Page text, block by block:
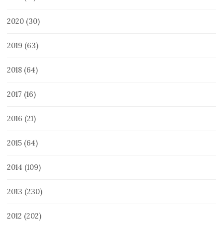
2020 (30)
2019 (63)
2018 (64)
2017 (16)
2016 (21)
2015 (64)
2014 (109)
2013 (230)
2012 (202)